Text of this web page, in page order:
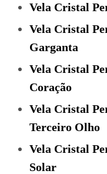
Vela Cristal
Vela Cristal
Garganta
Vela Cristal
Coração
Vela Cristal
Terceiro Olho
Vela Cristal
Solar